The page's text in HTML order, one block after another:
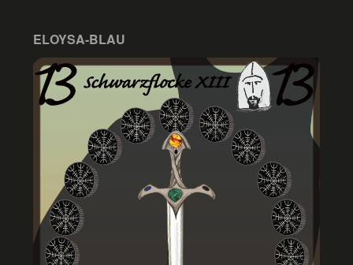
ELOYSA-BLAU